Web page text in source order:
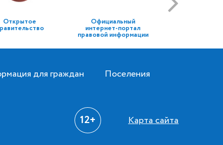
Открытое Официальный
интернет-портал
правовой информации
для граждан Поселения
12+ Карта сайта